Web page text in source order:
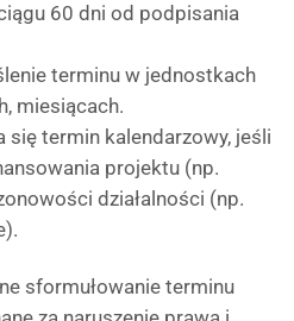
60 dni od podpisania
terminu w jednostkach
miesiącach.
się termin kalendarzowy, jeśli
projektu (np.
działalności (np.
sformułowanie terminu